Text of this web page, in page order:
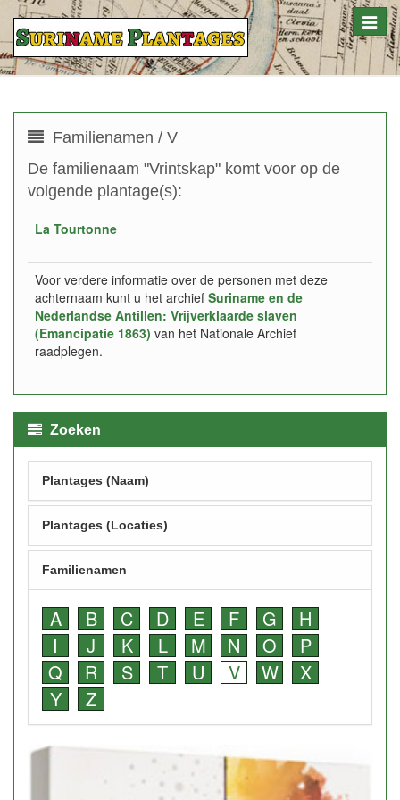
Toggle
Familienamen / V
De familienaam "Vrintskap" komt voor op de
volgende plantage(s):
La Tourtonne
Voor verdere informatie over de personen met deze
achternaam kunt u het archief Suriname en de
Nederlandse Antillen: Vrijverklaarde slaven
(Emancipatie 1863) van het Nationale Archief
raadplegen.
Zoeken
Plantages (Naam)
Plantages (Locaties)
Familienamen
A B C D E F G
H
I
J K L M N O
P
Q
R S T U V W
X
Y
Z